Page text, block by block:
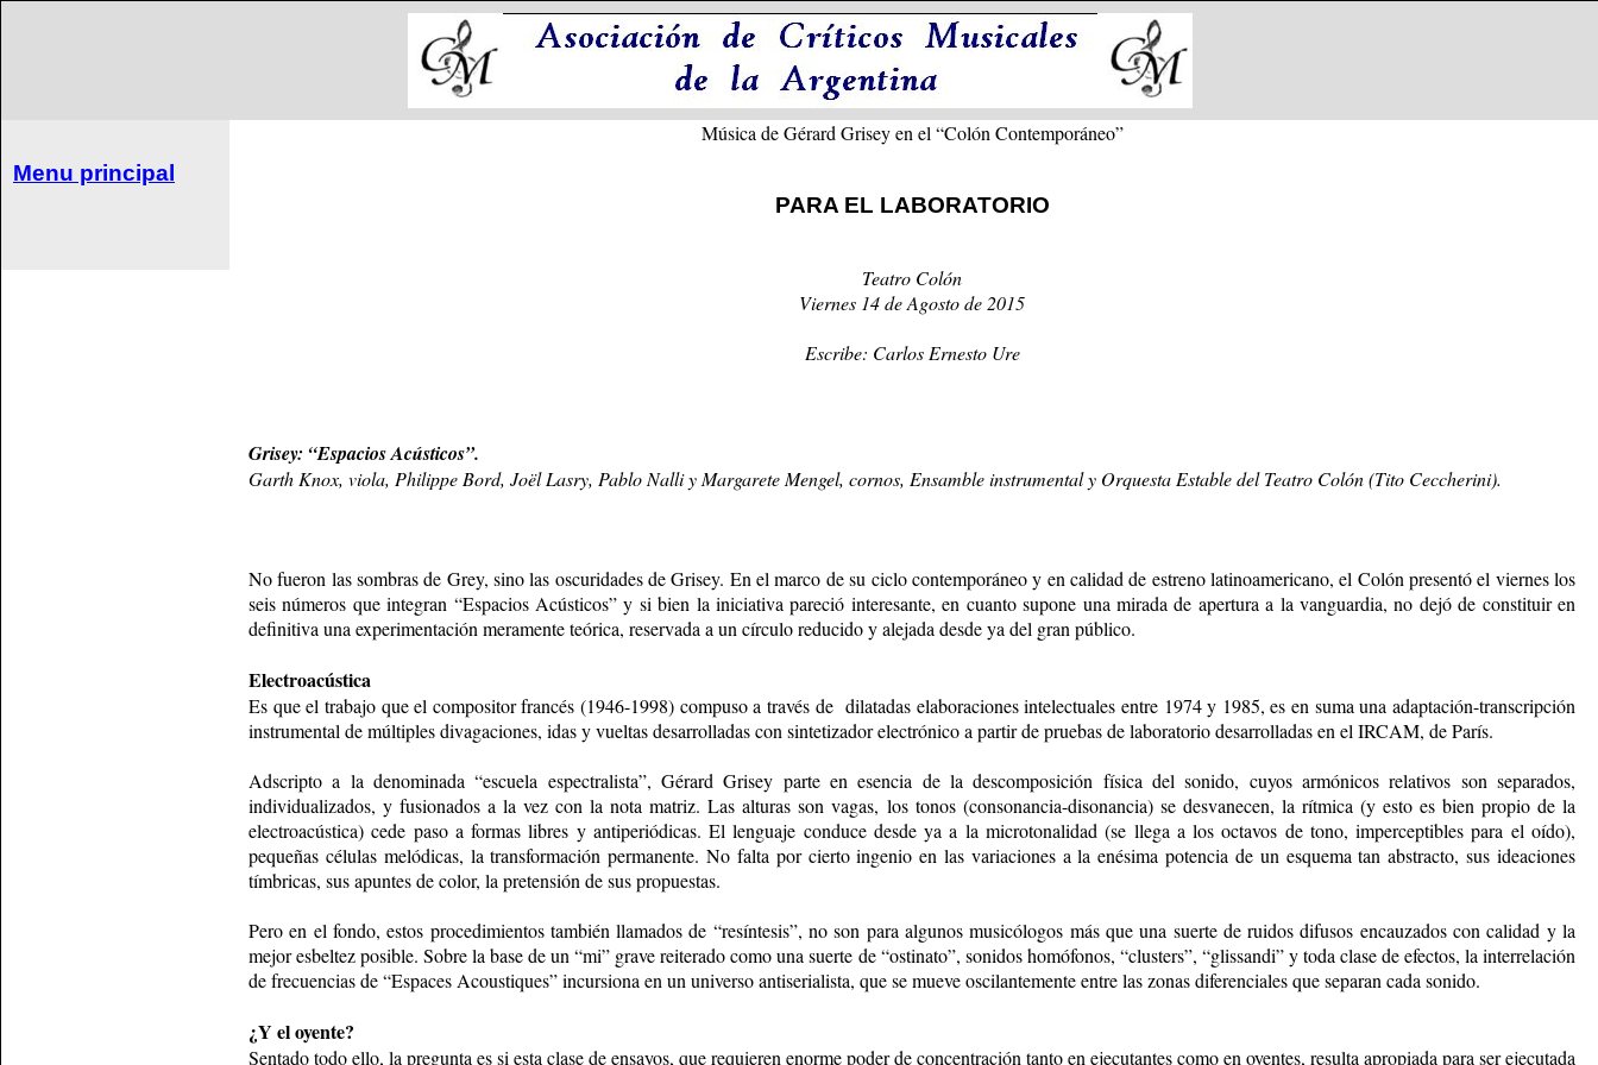
Menu principal
Música de Gérard Grisey en el “Colón Contemporáneo”
PARA EL LABORATORIO
Teatro Colón
Viernes 14 de Agosto de 2015
Escribe: Carlos Ernesto Ure
Grisey: “Espacios Acústicos”.
Garth Knox, viola, Philippe Bord, Joël Lasry, Pablo Nalli y Margarete Mengel, cornos, Ensamble instrumental y Orquesta Estable del Teatro Colón (Tito Ceccherini).
No fueron las sombras de Grey, sino las oscuridades de Grisey. En el marco de su ciclo contemporáneo y en calidad de estreno latinoamericano, el Colón presentó el viernes los
seis números que integran “Espacios Acústicos” y si bien la iniciativa pareció interesante, en cuanto supone una mirada de apertura a la vanguardia, no dejó de constituir en
definitiva una experimentación meramente teórica, reservada a un círculo reducido y alejada desde ya del gran público.
Electroacústica
Es que el trabajo que el compositor francés (1946-1998) compuso a través de dilatadas elaboraciones intelectuales entre 1974 y 1985, es en suma una adaptación-transcripción
instrumental de múltiples divagaciones, idas y vueltas desarrolladas con sintetizador electrónico a partir de pruebas de laboratorio desarrolladas en el IRCAM, de París.
Adscripto a la denominada “escuela espectralista”, Gérard Grisey parte en esencia de la descomposición física del sonido, cuyos armónicos relativos son separados,
individualizados, y fusionados a la vez con la nota matriz. Las alturas son vagas, los tonos (consonancia-disonancia) se desvanecen, la rítmica (y esto es bien propio de la
electroacústica) cede paso a formas libres y antiperiódicas. El lenguaje conduce desde ya a la microtonalidad (se llega a los octavos de tono, imperceptibles para el oído),
pequeñas células melódicas, la transformación permanente. No falta por cierto ingenio en las variaciones a la enésima potencia de un esquema tan abstracto, sus ideaciones
tímbricas, sus apuntes de color, la pretensión de sus propuestas.
Pero en el fondo, estos procedimientos también llamados de “resíntesis”, no son para algunos musicólogos más que una suerte de ruidos difusos encauzados con calidad y la
mejor esbeltez posible. Sobre la base de un “mi” grave reiterado como una suerte de “ostinato”, sonidos homófonos, “clusters”, “glissandi” y toda clase de efectos, la interrelación
de frecuencias de “Espaces Acoustiques” incursiona en un universo antiserialista, que se mueve oscilantemente entre las zonas diferenciales que separan cada sonido.
¿Y el oyente?
Sentado todo ello, la pregunta es si esta clase de ensayos, que requieren enorme poder de concentración tanto en ejecutantes como en oyentes, resulta apropiada para ser ejecutada